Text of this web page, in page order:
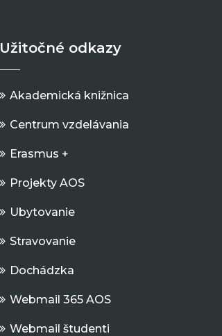
Užitočné odkazy
Akademická knižnica
Centrum vzdelávania
Erasmus +
Projekty AOS
Ubytovanie
Stravovanie
Dochádzka
Webmail 365 AOS
Webmail študenti